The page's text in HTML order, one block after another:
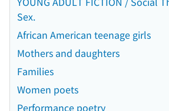
Sex.
African American teenage girls
Mothers and daughters
Families
Women poets
Performance poetry